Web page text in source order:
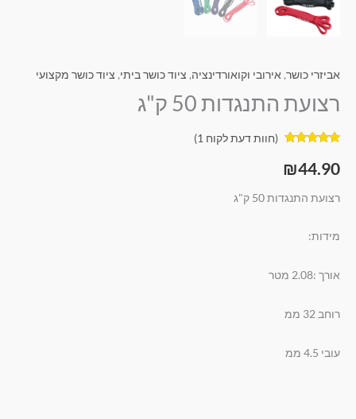
אביזרי כושר, אירובי וקואורדינציה, ציוד כושר ביתי, ציוד כושר מקצועי
רצועת התנגדות 50 ק"ג
מתוך 5
מבוסס על
לקוחות
(חוות דעת לקוח 1
)
₪44.90
רצועת התנגדות 50 ק"ג
מידות:
אורך :2.08 מטר
רוחב 32 ממ
עובי 4.5 ממ